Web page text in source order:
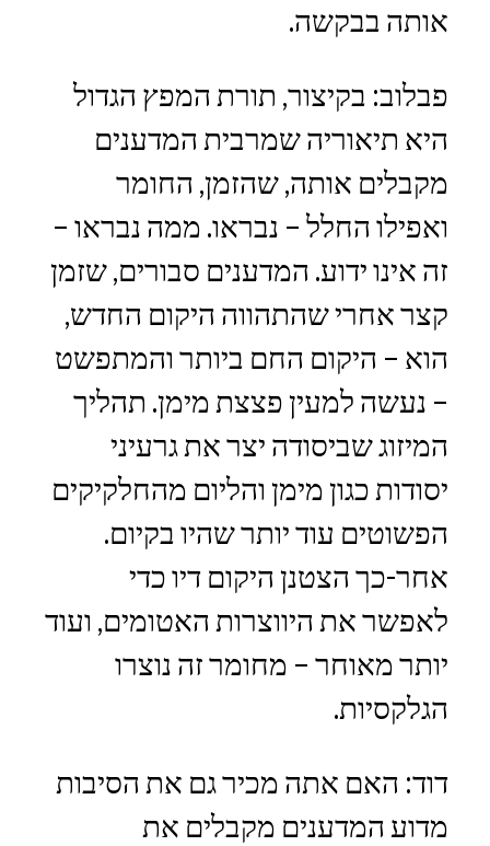
אותה בבקשה.
פבלוב: בקיצור, תורת המפץ הגדול
היא תיאוריה שמרבית המדענים
מקבלים אותה, שהזמן, החומר
ואפילו החלל – נבראו. ממה נבראו –
זה אינו ידוע. המדענים סבורים, שזמן
קצר אחרי שהתהווה היקום החדש,
הוא – היקום החם ביותר והמתפשט
– נעשה למעין פצצת מימן. תהליך
המיזוג שביסודה יצר את גרעיני
יסודות כגון מימן והליום מהחלקיקים
הפשוטים עוד יותר שהיו בקיום.
אחר-כך הצטנן היקום דיו כדי
לאפשר את היווצרות האטומים, ועוד
יותר מאוחר – מחומר זה נוצרו
הגלקסיות.
דוד: האם אתה מכיר גם את הסיבות
מדוע המדענים מקבלים את